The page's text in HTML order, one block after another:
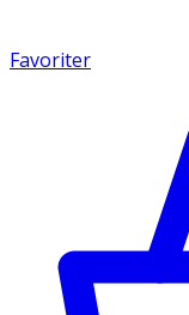
Favoriter